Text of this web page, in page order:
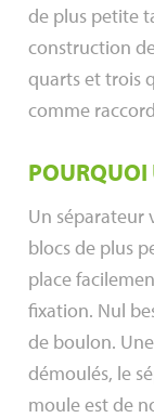
de plus petite
construction
quarts et trois
comme
POURQUOI
Un séparateur
blocs de plus
place
fixation. Nul
de boulon.
démoulés, le
moule est de